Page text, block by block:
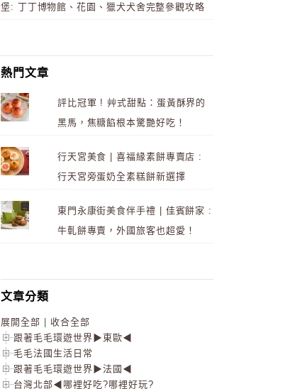
堡: 丁丁博物館、花園、獵犬犬舍完整參觀攻略
熱門文章
評比冠軍 ! 艸式甜點：蛋黃酥界的
黑馬，焦糖餡根本驚艷好吃！
行天宮美食 | 喜福緣素餅專賣店 :
行天宮旁蛋奶全素糕餅新選擇
東門永康街美食伴手禮 | 佳賓餅家 :
牛軋餅專賣，外國旅客也超愛！
文章分類
展開全部
收合全部
跟著毛毛環遊世界▶東歐◀
毛毛法國生活日常
跟著毛毛環遊世界▶法國◀
台灣北部◀哪裡好吃?哪裡好玩?